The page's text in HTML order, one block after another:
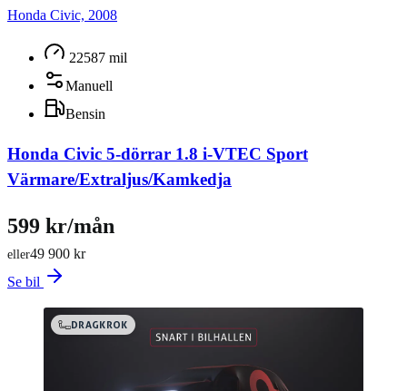
Honda Civic, 2008
22587 mil
Manuell
Bensin
Honda Civic 5-dörrar 1.8 i-VTEC Sport
Värmare/Extraljus/Kamkedja
49 900 kr
eller
599 kr/mån
Se bil
DRAGKROK